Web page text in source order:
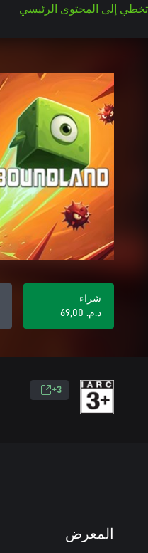
تخطي إلى المحتوى الرئيسي
شراء
د.م.‏ 69,00
3+
المعرض